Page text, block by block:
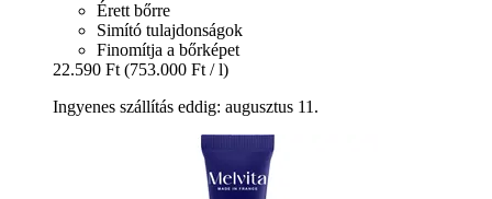
Érett bőrre
Simító tulajdonságok
Finomítja a bőrképet
22.590 Ft (753.000 Ft / l)
Ingyenes szállítás eddig: augusztus 11.